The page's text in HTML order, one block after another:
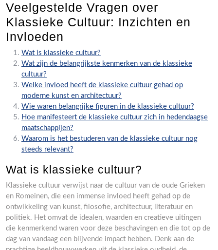
Veelgestelde Vragen over
Klassieke Cultuur: Inzichten en
Invloeden
Wat is klassieke cultuur?
Wat zijn de belangrijkste kenmerken van de klassieke
cultuur?
Welke invloed heeft de klassieke cultuur gehad op
moderne kunst en architectuur?
Wie waren belangrijke figuren in de klassieke cultuur?
Hoe manifesteert de klassieke cultuur zich in hedendaagse
maatschappijen?
Waarom is het bestuderen van de klassieke cultuur nog
steeds relevant?
Wat is klassieke cultuur?
Klassieke cultuur verwijst naar de cultuur van de oude Grieken
en Romeinen, die een immense invloed heeft gehad op de
ontwikkeling van kunst, filosofie, architectuur, literatuur en
politiek. Het omvat de idealen, waarden en creatieve uitingen
die kenmerkend waren voor deze beschavingen en die tot op de
dag van vandaag een blijvende impact hebben. Denk aan de